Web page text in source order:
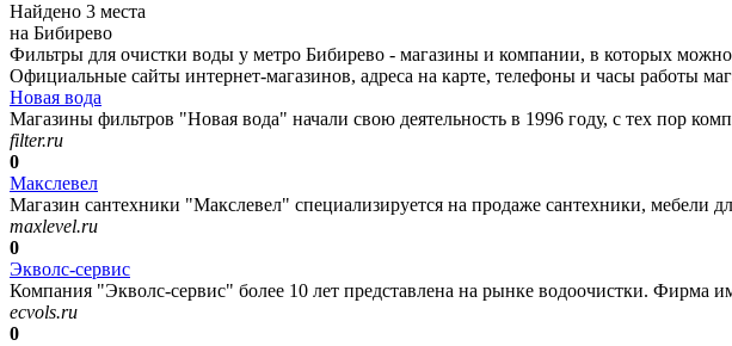
Найдено 3 места
на Бибирево
Фильтры для очистки воды у метро Бибирево - магазины и компании, в которых
Официальные сайты интернет-магазинов, адреса на карте, телефоны и часы работы
Новая вода
Магазины фильтров "Новая вода" начали свою деятельность в 1996 году, с тех пор
filter.ru
0
Макслевел
Магазин сантехники "Макслевел" специализируется на продаже сантехники, мебели
maxlevel.ru
0
Экволс-сервис
Компания "Экволс-сервис" более 10 лет представлена на рынке водоочистки. Фирма
ecvols.ru
0